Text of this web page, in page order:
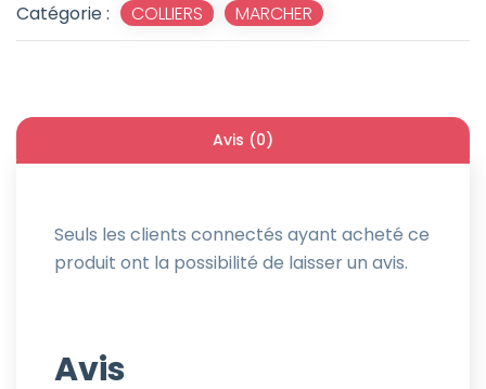
Catégorie : COLLIERS , MARCHER
Avis (0)
Avis
Seuls les clients connectés ayant acheté ce
produit ont la possibilité de laisser un avis.